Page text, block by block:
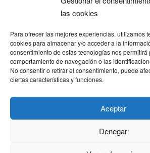
las cookies
Para ofrecer las mejores experiencias, utilizamos
cookies para almacenar y/o acceder a la
consentimiento de estas tecnologías nos permitirá
comportamiento de navegación o las
No consentir o retirar el consentimiento, puede
ciertas características y funciones.
Aceptar
Denegar
Formación Google
proyecto PS4 python Raspberry
raspbian review Servidor Web
tecnológica
transmissiontutorial ubuntu server